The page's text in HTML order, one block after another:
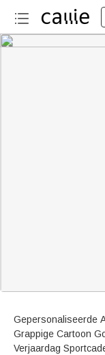
Gepersonaliseerde
Grappige Cartoon
Verjaardag